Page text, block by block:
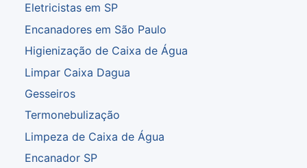
Eletricistas em SP
Encanadores em São Paulo
Higienização de Caixa de Água
Limpar Caixa Dagua
Gesseiros
Termonebulização
Limpeza de Caixa de Água
Encanador SP